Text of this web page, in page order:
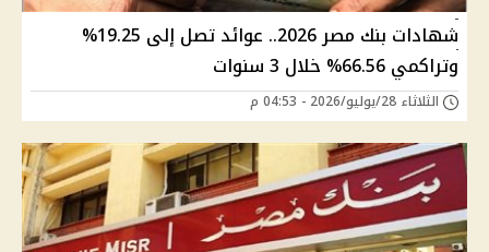
شهادات بنك مصر 2026.. عوائد تصل إلى 19.25%
وتراكمي 66.56% خلال 3 سنوات
الثلاثاء 28/يوليو/2026 - 04:53 م